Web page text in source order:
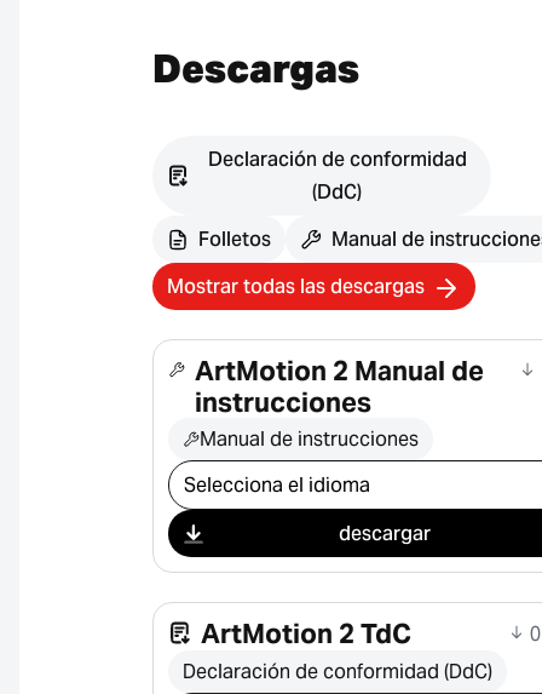
Descargas
Declaración de conformidad
(DdC)
Folletos
Manual de
Mostrar todas las descargas
ArtMotion 2 Manual de
instrucciones
Manual de instrucciones
Seleccionar descarga
descargar
ArtMotion 2 TdC
Declaración de conformidad (DdC)